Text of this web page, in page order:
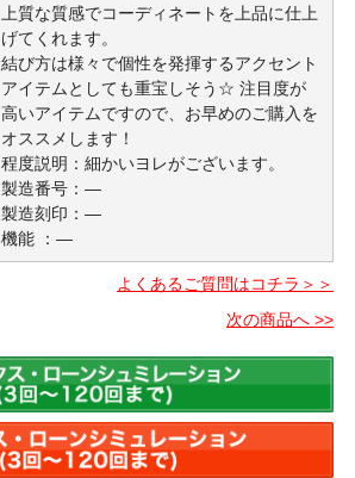
上質な質感でコーディネートを上品に仕上
げてくれます。
結び方は様々で個性を発揮するアクセント
アイテムとしても重宝しそう☆ 注目度が
高いアイテムですので、お早めのご購入を
オススメします！
程度説明：細かいヨレがございます。
製造番号：―
製造刻印：―
機能 ：―
よくあるご質問はコチラ＞＞
次の商品へ >>